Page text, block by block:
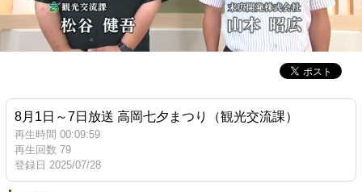
8月1日～7日放送 高岡七夕まつり（観光交流課）
再生時間 00:09:59
再生回数 79
登録日 2025/07/28